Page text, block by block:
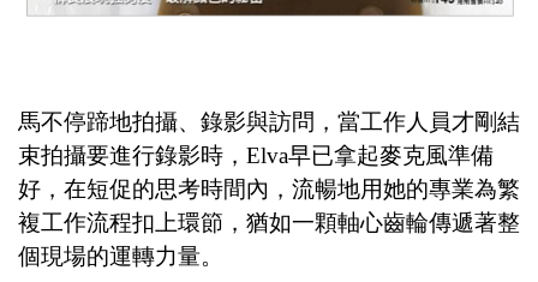
馬不停蹄地拍攝、錄影與訪問，當工作人員才剛結
束拍攝要進行錄影時， Elva早已拿起麥克風準備
好，在短促的思考時間內，流暢地用她的專業為繁
複工作流程扣上環節，猶如一顆軸心齒輪傳遞著整
個現場的運轉力量。